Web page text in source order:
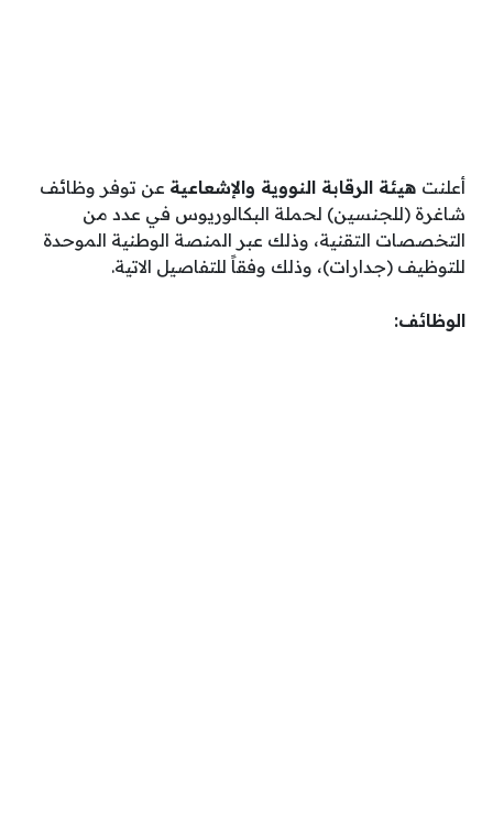
أعلنت هيئة الرقابة النووية والإشعاعية عن توفر وظائف
شاغرة (للجنسين) لحملة البكالوريوس في عدد من
التخصصات التقنية، وذلك عبر المنصة الوطنية الموحدة
للتوظيف (جدارات)، وذلك وفقاً للتفاصيل الاتية.
الوظائف: